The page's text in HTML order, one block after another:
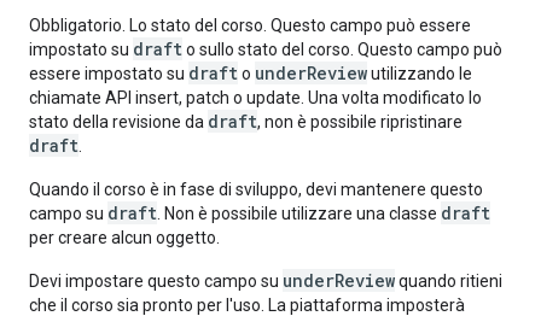
Obbligatorio. Lo stato del corso. Questo campo può essere
impostato su drafto sullo stato del corso. Questo campo può
essere impostato su drafto underReviewutilizzando le
chiamate API insert, patch o update. Una volta modificato lo
stato della revisione da draft, non è possibile ripristinare
draft
Quando il corso è in fase di sviluppo, devi mantenere questo
campo su draft . Non è possibile utilizzare una classe draft
per creare alcun oggetto.
Devi impostare questo campo su underReviewquando ritieni
che il corso sia pronto per l'uso. La piattaforma imposterà